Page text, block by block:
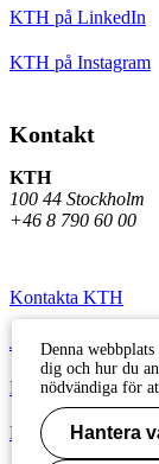
KTH på LinkedIn
KTH på Instagram
Kontakt
KTH
100 44 Stockholm
+46 8 790 60 00
Kontakta KTH
Jobba på KTH
Press och media
Faktura och
Denna
dig och hur du
nödvändiga för
Hantera